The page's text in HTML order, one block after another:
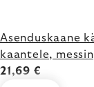
Asenduskaane
kaantele,
21,69 €